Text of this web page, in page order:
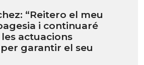
“Reitero el meu
i continuaré
actuacions
garantir el seu